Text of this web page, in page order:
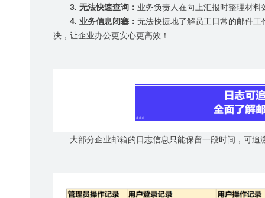
3. 无法快速查询： 业务负责人在向上汇报时整理材料
4. 业务信息闭塞： 无法快捷地了解员工日常的邮件
决，让企业办公更安心更高效！
大部分企业邮箱的日志信息只能保留一段时间，可